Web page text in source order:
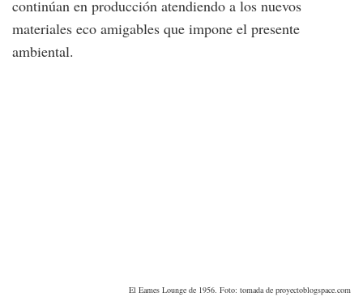
continúan en producción atendiendo a los nuevos
materiales eco amigables que impone el presente
ambiental.
El Eames Lounge de 1956. Foto: tomada de proyectoblogspace.com